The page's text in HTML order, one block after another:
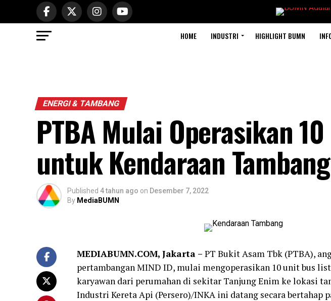
HOME INDUSTRI HIGHLIGHT BUMN
ENERGI & TAMBANG
PTBA Mulai Operasikan
untuk Kendaraan Tambang
Published 4 tahun ago on Desember 7, 2022
By MediaBUMN
MEDIABUMN.COM, Jakarta – PT Bukit Asam Tbk (PTBA),
pertambangan MIND ID, mulai mengoperasikan 10 unit bus
karyawan dari perumahan di sekitar Tanjung Enim ke lokasi
Industri Kereta Api (Persero)/INKA ini datang secara bertahap